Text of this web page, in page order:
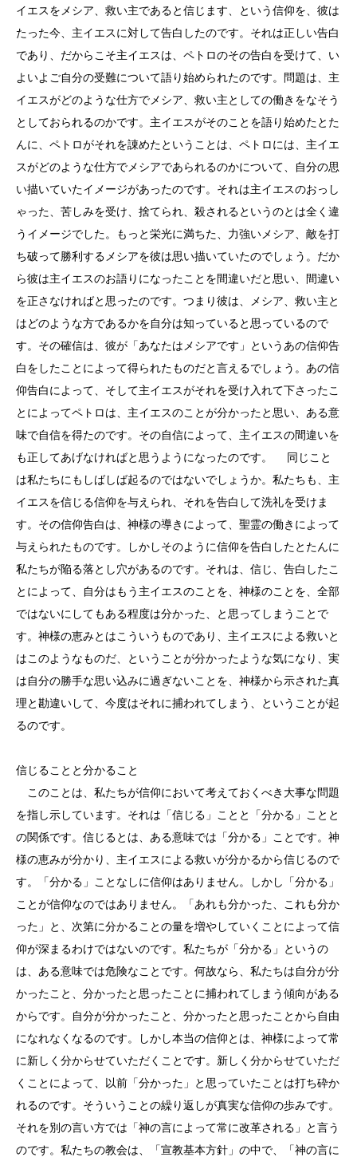
イエスをメシア、救い主であると信じます、という信仰を、彼は
たった今、主イエスに対して告白したのです。それは正しい告白
であり、だからこそ主イエスは、ペトロのその告白を受けて、い
よいよご自分の受難について語り始められたのです。問題は、主
イエスがどのような仕方でメシア、救い主としての働きをなそう
としておられるのかです。主イエスがそのことを語り始めたとた
んに、ペトロがそれを諌めたということは、ペトロには、主イエ
スがどのような仕方でメシアであられるのかについて、自分の思
い描いていたイメージがあったのです。それは主イエスのおっし
ゃった、苦しみを受け、捨てられ、殺されるというのとは全く違
うイメージでした。もっと栄光に満ちた、力強いメシア、敵を打
ち破って勝利するメシアを彼は思い描いていたのでしょう。だか
ら彼は主イエスのお語りになったことを間違いだと思い、間違い
を正さなければと思ったのです。つまり彼は、メシア、救い主と
はどのような方であるかを自分は知っていると思っているので
す。その確信は、彼が「あなたはメシアです」というあの信仰告
白をしたことによって得られたものだと言えるでしょう。あの信
仰告白によって、そして主イエスがそれを受け入れて下さったこ
とによってペトロは、主イエスのことが分かったと思い、ある意
味で自信を得たのです。その自信によって、主イエスの間違いを
も正してあげなければと思うようになったのです。 同じこと
は私たちにもしばしば起るのではないでしょうか。私たちも、主
イエスを信じる信仰を与えられ、それを告白して洗礼を受けま
す。その信仰告白は、神様の導きによって、聖霊の働きによって
与えられたものです。しかしそのように信仰を告白したとたんに
私たちが陥る落とし穴があるのです。それは、信じ、告白したこ
とによって、自分はもう主イエスのことを、神様のことを、全部
ではないにしてもある程度は分かった、と思ってしまうことで
す。神様の恵みとはこういうものであり、主イエスによる救いと
はこのようなものだ、ということが分かったような気になり、実
は自分の勝手な思い込みに過ぎないことを、神様から示された真
理と勘違いして、今度はそれに捕われてしまう、ということが起
るのです。
信じることと分かること
このことは、私たちが信仰において考えておくべき大事な問題
を指し示しています。それは「信じる」ことと「分かる」ことと
の関係です。信じるとは、ある意味では「分かる」ことです。神
様の恵みが分かり、主イエスによる救いが分かるから信じるので
す。「分かる」ことなしに信仰はありません。しかし「分かる」
ことが信仰なのではありません。「あれも分かった、これも分か
った」と、次第に分かることの量を増やしていくことによって信
仰が深まるわけではないのです。私たちが「分かる」というの
は、ある意味では危険なことです。何故なら、私たちは自分が分
かったこと、分かったと思ったことに捕われてしまう傾向がある
からです。自分が分かったこと、分かったと思ったことから自由
になれなくなるのです。しかし本当の信仰とは、神様によって常
に新しく分からせていただくことです。新しく分からせていただ
くことによって、以前「分かった」と思っていたことは打ち砕か
れるのです。そういうことの繰り返しが真実な信仰の歩みです。
それを別の言い方では「神の言によって常に改革される」と言う
のです。私たちの教会は、「宣教基本方針」の中で、「神の言に